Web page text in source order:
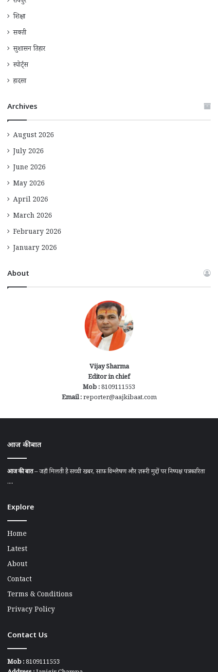
शिक्षा
सक्ती
सुशासन तिहार
स्पोर्ट्स
हादसा
Archives
August 2026
July 2026
June 2026
May 2026
April 2026
March 2026
February 2026
January 2026
About
Vijay Sharma
Editor in chief
Mob :8109111553
Email :reporter@aajkibaat.com
आज की बात
आज की बात– जहाँ मिलती है सच्ची खबर, साफ़ विश्लेषण और ज़रूरी मुद्दों पर निष्पक्ष पत्रकारिता
....
Explore
Home
Latest
About
Contact
Terms & Conditions
Privacy Policy
Contact Us
Mob :8109111553